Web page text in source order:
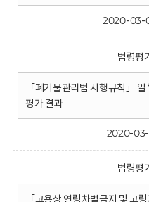
2020-03-
법령평
「폐기물관리법 시행규칙」
평가 결과
2020-
법령평
「고용상 연령차별금지 및 고